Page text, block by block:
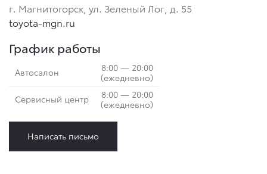
г. Магнитогорск, ул. Зеленый Лог, д. 55
toyota-mgn.ru
График работы
Автосалон
8:00 — 20:00
(ежедневно)
Сервисный центр
8:00 — 20:00
(ежедневно)
Написать письмо